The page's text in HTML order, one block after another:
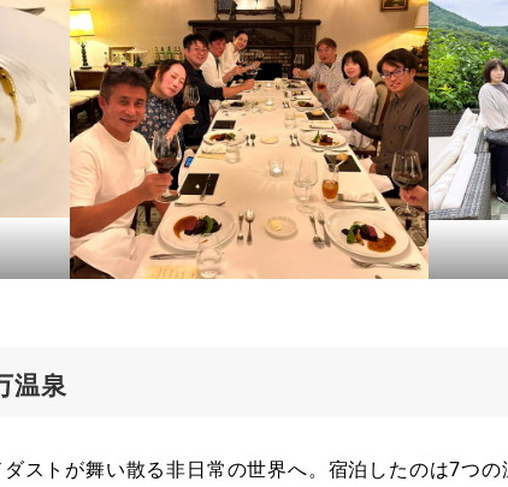
温泉
ストが舞い散る非日常の世界へ。宿泊したのは7つの